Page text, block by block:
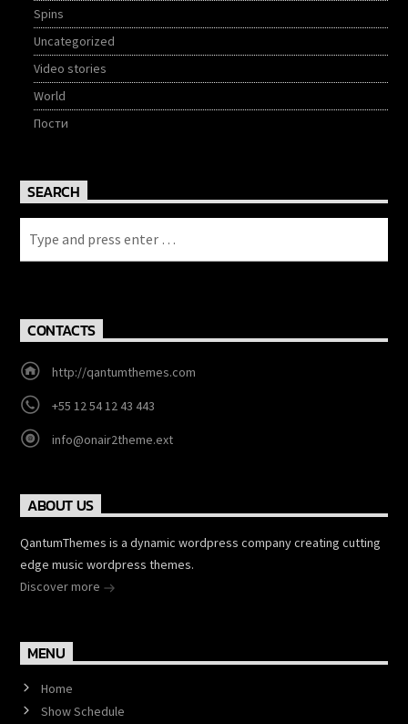
Spins
Uncategorized
Video stories
World
Пости
SEARCH
CONTACTS
http://qantumthemes.com
+55 12 54 12 43 443
info@onair2theme.ext
ABOUT US
QantumThemes is a dynamic wordpress company creating cutting
edge music wordpress themes.
Discover more
MENU
Home
Show Schedule